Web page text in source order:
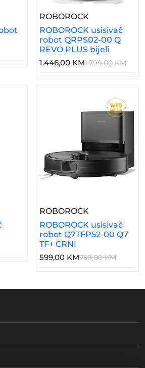
Robot BHR07WFEU
ROBOROCK
ROBOROCK usisivač
robot QRPS02-00 Q
REVO PLUS bijeli
1.446,00 KM1.799,00 KM
SW6500B
ROBOROCK
ROBOROCK usisivač
robot Q7TFP52-00 Q7
TF+ CRNI
599,00 KM759,00 KM